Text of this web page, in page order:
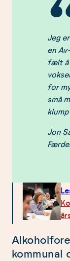
Jeg
en
fælt å
for
små
Jon
kommunal